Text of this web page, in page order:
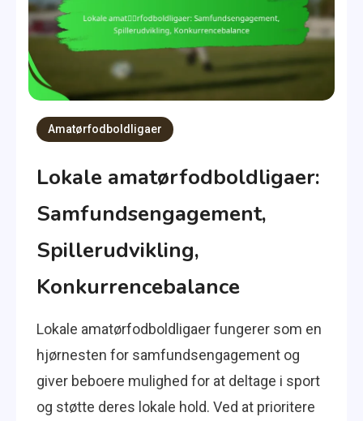
Amatørfodboldligaer
Lokale amatørfodboldligaer:
Samfundsengagement,
Spillerudvikling,
Konkurrencebalance
Lokale amatørfodboldligaer fungerer som en
hjørnesten for samfundsengagement og
giver beboere mulighed for at deltage i sport
og støtte deres lokale hold. Ved at prioritere